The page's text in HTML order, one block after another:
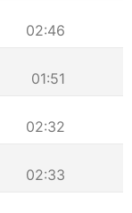
02:46
01:51
02:32
02:33